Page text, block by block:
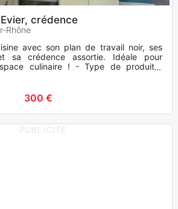
crédence
Rhône
avec son plan de travail noir, ses
sa crédence assortie. Idéale pour
culinaire ! - Type de produit :
300 €
PUBLICITE